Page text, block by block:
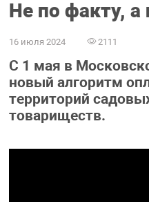
Не по факту, а
16 июля 2024 2111
С 1 мая в
новый алгоритм
территорий
товариществ.